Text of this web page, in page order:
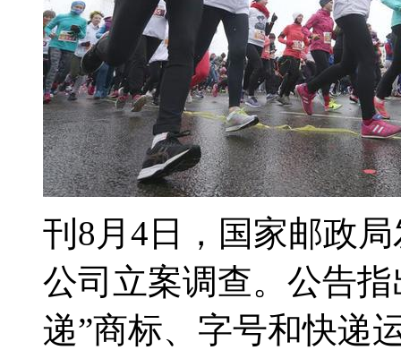
刊8月4日，国家邮政
公司立案调查。公告
递”商标、字号和快递